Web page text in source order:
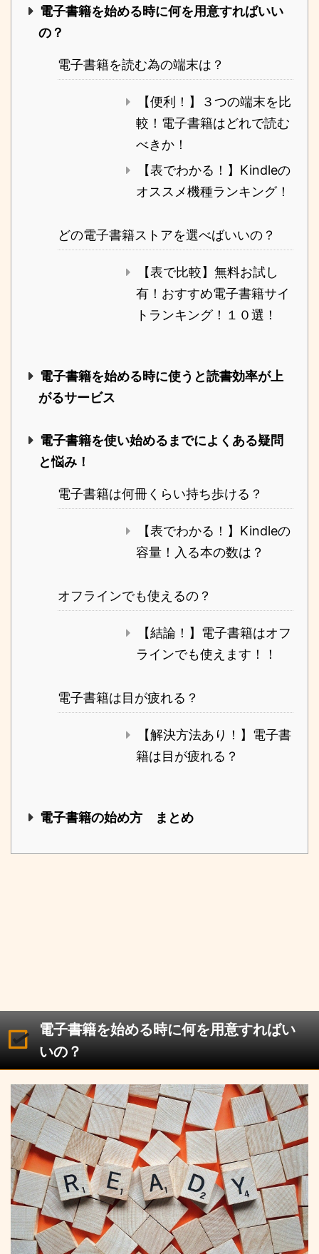
電子書籍を始める時に何を用意すればいい
の？
電子書籍を読む為の端末は？
【便利！】３つの端末を比
較！電子書籍はどれで読む
べきか！
【表でわかる！】Kindleの
オススメ機種ランキング！
どの電子書籍ストアを選べばいいの？
【表で比較】無料お試し
有！おすすめ電子書籍サイ
トランキング！１０選！
電子書籍を始める時に使うと読書効率が上
がるサービス
電子書籍を使い始めるまでによくある疑問
と悩み！
電子書籍は何冊くらい持ち歩ける？
【表でわかる！】Kindleの
容量！入る本の数は？
オフラインでも使えるの？
【結論！】電子書籍はオフ
ラインでも使えます！！
電子書籍は目が疲れる？
【解決方法あり！】電子書
籍は目が疲れる？
電子書籍の始め方 まとめ
電子書籍を始める時に何を用意すればい
いの？